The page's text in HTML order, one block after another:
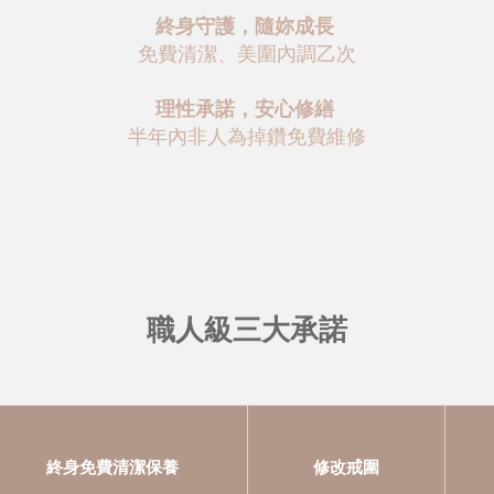
終身守護，隨妳成長
免費清潔、美圍內調乙次
理性承諾，安心修繕
半年內非人為掉鑽免費維修
職人級三大承諾
終身免費清潔保養 修改戒圍